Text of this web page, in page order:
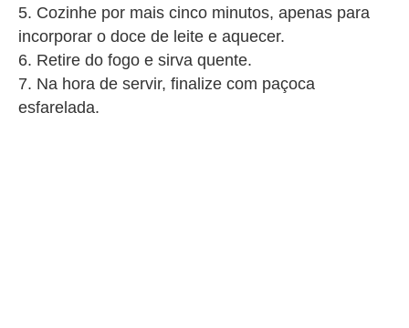
Cozinhe por mais cinco minutos, apenas para
incorporar o doce de leite e aquecer.
Retire do fogo e sirva quente.
Na hora de servir, finalize com paçoca
esfarelada.